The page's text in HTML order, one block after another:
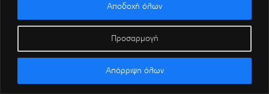
Προσαρμογή
Απόρριψη όλων
Αποδοχή όλων